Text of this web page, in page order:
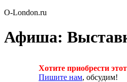
O-London.ru
Афиша:
Хотите приобрести
Пишите нам, обсудим!